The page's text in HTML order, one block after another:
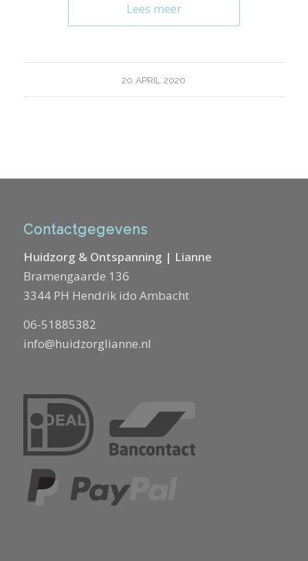
Lees meer
20 APRIL 2020
Contactgegevens
Huidzorg & Ontspanning | Lianne
Bramengaarde 136
3344 PH Hendrik ido Ambacht
06-51885382
info@huidzorglianne.nl